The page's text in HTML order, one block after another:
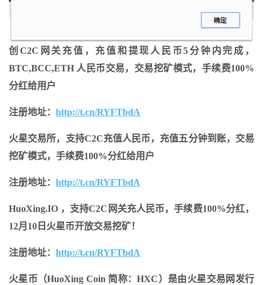
创C2C网关充值，充值和提现人民币5分钟内完成，
BTC,BCC,ETH 人民币交易，交易挖矿模式，手续费100%
分红给用户
注册地址： http://t.cn/RYFTbdA
火星交易所，支持C2C充值人民币，充值五分钟到账，交易
挖矿模式，手续费100%分红给用户
注册地址： http://t.cn/RYFTbdA
HuoXing.IO ，支持C2C网关充人民币，手续费100%分红，
12月10日火星币开放交易挖矿！
注册地址： http://t.cn/RYFTbdA
火星币（HuoXing Coin 简称：HXC）是由火星交易网发行